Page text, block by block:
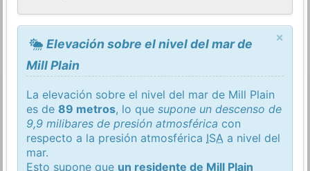
×
Elevación sobre el nivel del mar de
Mill Plain
La elevación sobre el nivel del mar de Mill Plain
es de89 metros, lo quesupone un descenso de
9,9 milibares de presión atmosférica con
respecto a la presión atmosférica ISA a nivel del
mar.
Esto supone que un residente de Mill Plain